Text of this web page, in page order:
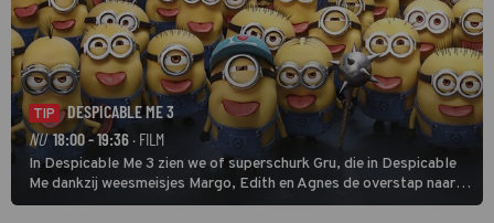
TIP
DESPICABLE ME 3
NU 18:00 - 19:36 · FILM
In Despicable Me 3 zien we of superschurk Gru, die in Despicable
Me dankzij weesmeisjes Margo, Edith en Agnes de overstap naar
het rechte pad maakte, ook op dat pad weet te blijven.